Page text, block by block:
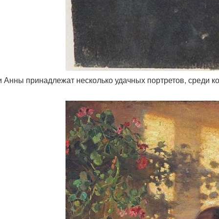
Анны принадлежат несколько удачных портретов, среди